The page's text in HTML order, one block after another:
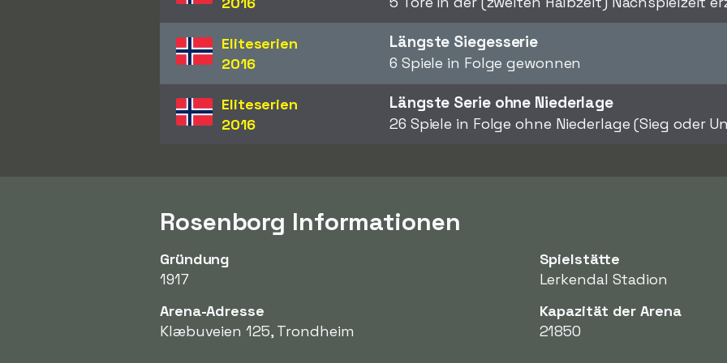
Eliteserien
2016
Längste Siegesserie
6 Spiele in Folge gewonnen
Eliteserien
2016
Längste Serie ohne Niederlage
26 Spiele in Folge ohne Niederlage (Sieg oder
Rosenborg Informationen
Gründung
1917
Spielstätte
Lerkendal Stadion
Arena-Adresse
Klæbuveien 125, Trondheim
Kapazität der Arena
21850